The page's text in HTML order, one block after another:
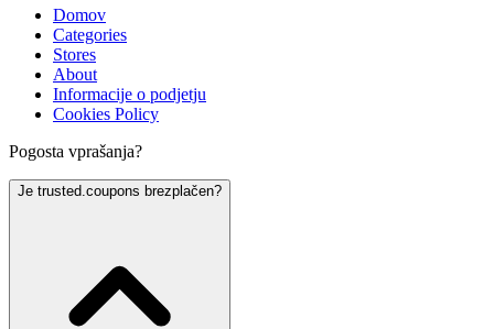
Domov
Categories
Stores
About
Informacije o podjetju
Cookies Policy
Pogosta vprašanja?
Je trusted.coupons brezplačen?